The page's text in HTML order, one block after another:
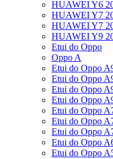
HUAWEI Y6
HUAWEI Y7
HUAWEI Y7
HUAWEI Y9
Etui do Oppo
Oppo A
Etui do Oppo
Etui do Oppo
Etui do Oppo
Etui do Oppo
Etui do Oppo
Etui do Oppo
Etui do Oppo
Etui do Oppo
Etui do Oppo